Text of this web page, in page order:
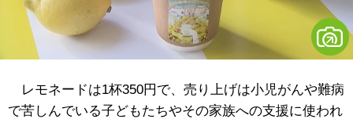
レモネードは1杯350円で、売り上げは小児がんや難病
で苦しんでいる子どもたちやその家族への支援に使われ